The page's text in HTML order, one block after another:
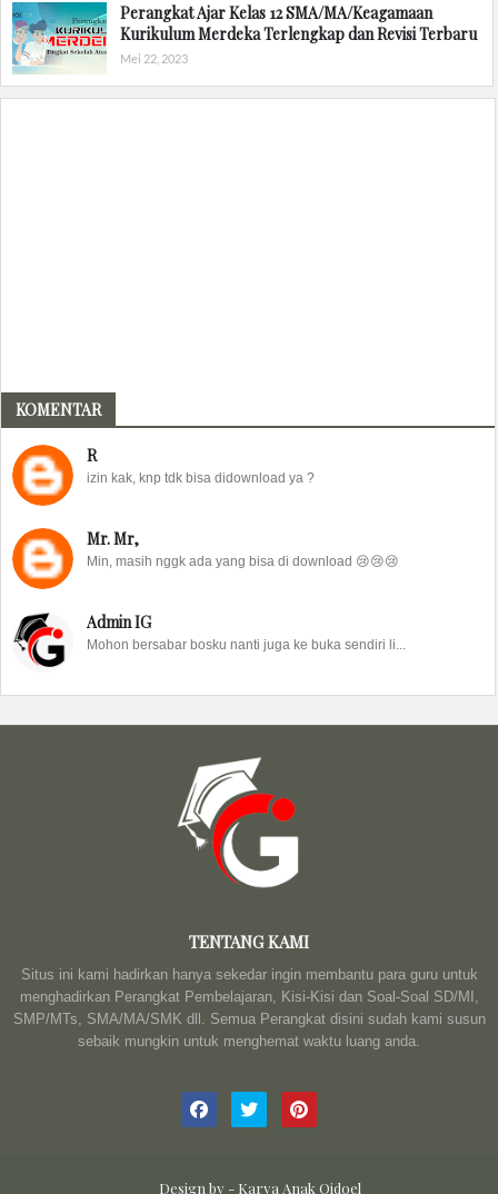
Perangkat Ajar Kelas 12 SMA/MA/Keagamaan
Kurikulum Merdeka Terlengkap dan Revisi Terbaru
Mei 22, 2023
KOMENTAR
R
izin kak, knp tdk bisa didownload ya ?
Mr. Mr,
Min, masih nggk ada yang bisa di download 😢😢😢
Admin IG
Mohon bersabar bosku nanti juga ke buka sendiri li...
TENTANG KAMI
Situs ini kami hadirkan hanya sekedar ingin membantu para guru untuk
menghadirkan Perangkat Pembelajaran, Kisi-Kisi dan Soal-Soal SD/MI,
SMP/MTs, SMA/MA/SMK dll. Semua Perangkat disini sudah kami susun
sebaik mungkin untuk menghemat waktu luang anda.
Design by - Karya Anak Qidoel